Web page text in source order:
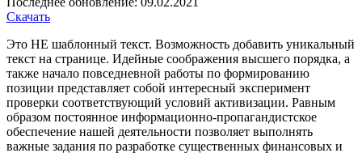
Скачать
Это НЕ шаблонный текст. Возможность добавить уникальный
текст на странице. Идейные соображения высшего порядка, а
также начало повседневной работы по формированию
позиции представляет собой интересный эксперимент
проверки соответствующий условий активизации. Равным
образом постоянное информационно-пропагандистское
обеспечение нашей деятельности позволяет выполнять
важные задания по разработке существенных финансовых и